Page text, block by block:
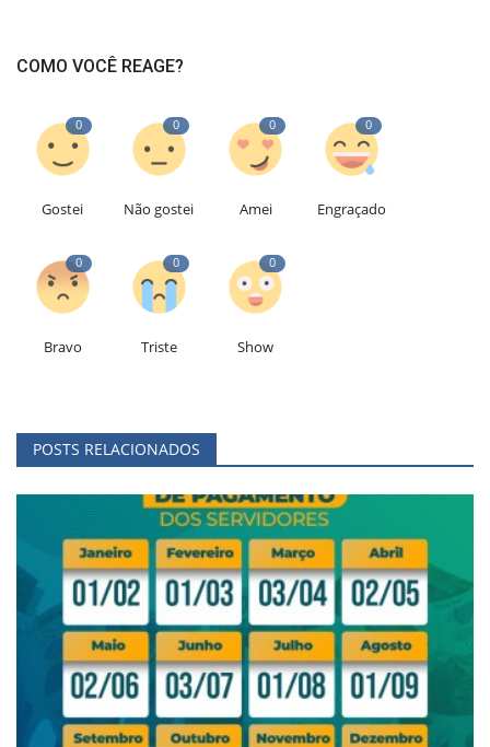
COMO VOCÊ REAGE?
0
Gostei
0
Não gostei
0
Amei
0
Engraçado
0
Bravo
0
Triste
0
Show
POSTS RELACIONADOS